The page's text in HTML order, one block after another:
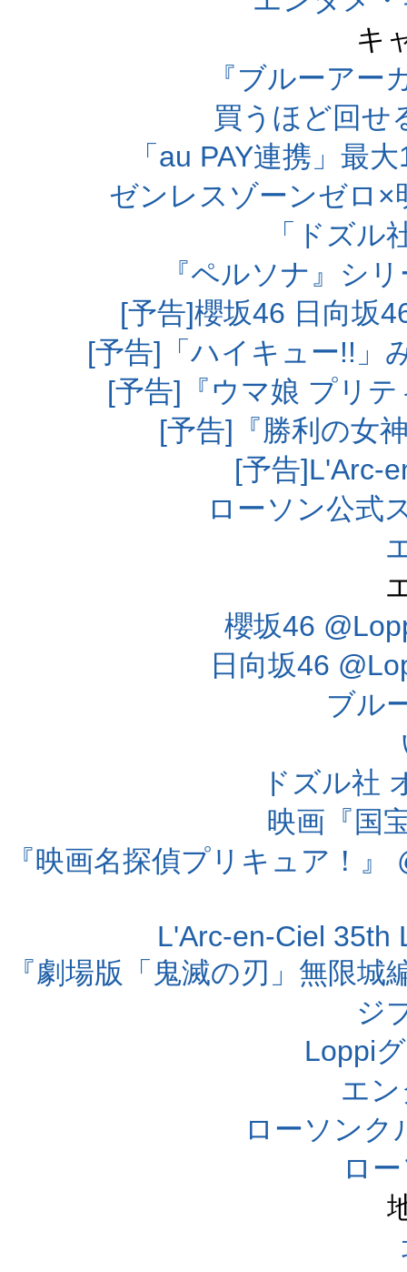
キ
『ブルーアー
買うほど回せ
「au PAY連携」最
ゼンレスゾーンゼロ
「ドズル
『ペルソナ』シ
[予告]櫻坂46 日向坂
[予告]「ハイキュー!!」
[予告]『ウマ娘 プリ
[予告]『勝利の女
[予告]L'Arc-
ローソン公式
櫻坂46
日向坂46
ブル
ドズル社
映画『国
『映画名探偵プリキュア！
L'Arc-en-Ciel 35th
『劇場版「鬼滅の刃」無限
ジ
Loppi
エ
ローソンク
ロ